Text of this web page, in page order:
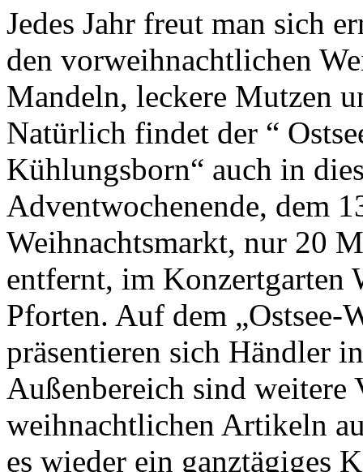
Jedes Jahr freut man sich
den vorweihnachtlichen
Mandeln, leckere Mutzen
Natürlich findet der “
Kühlungsborn“ auch in
Adventwochenende, dem
Weihnachtsmarkt, nur 20
entfernt, im Konzertgarten
Pforten. Auf dem „Ostsee-
präsentieren sich Händler
Außenbereich sind weitere
weihnachtlichen Artikeln
es wieder ein ganztägiges